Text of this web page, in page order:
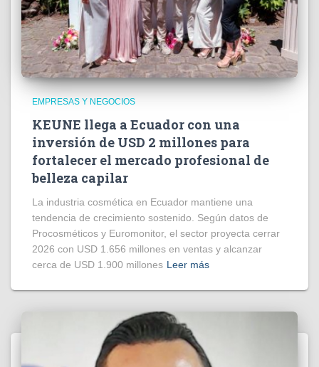
EMPRESAS Y NEGOCIOS
KEUNE llega a Ecuador con una
inversión de USD 2 millones para
fortalecer el mercado profesional de
belleza capilar
La industria cosmética en Ecuador mantiene una
tendencia de crecimiento sostenido. Según datos de
Procosméticos y Euromonitor, el sector proyecta cerrar
2026 con USD 1.656 millones en ventas y alcanzar
cerca de USD 1.900 millones Leer más